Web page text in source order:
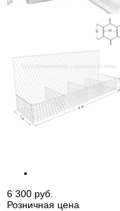
6 300 руб.
Розничная цена